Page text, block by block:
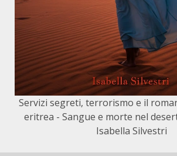
Servizi segreti, terrorismo e il
eritrea - Sangue e morte nel
Isabella Silvestri